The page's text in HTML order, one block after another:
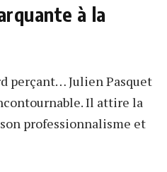
à la
perçant… Julien Pasquet
Il attire la
professionnalisme et